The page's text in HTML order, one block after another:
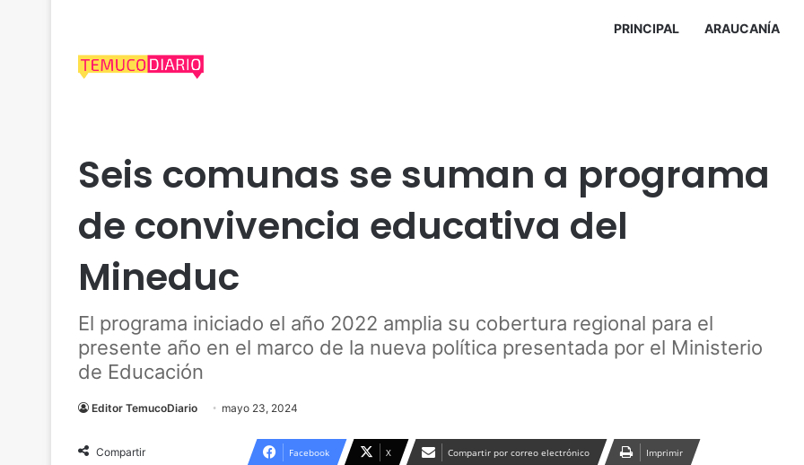
PRINCIPAL ARAUCANÍA
Seis comunas se suman a programa
de convivencia educativa del
Mineduc
El programa iniciado el año 2022 amplia su cobertura regional para el
presente año en el marco de la nueva política presentada por el Ministerio
de Educación
Editor TemucoDiario mayo 23, 2024
Compartir Facebook X Compartir por correo electrónico Imprimir